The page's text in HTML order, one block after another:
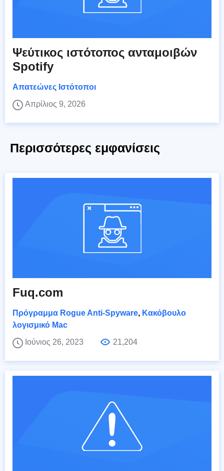
Ψεύτικος ιστότοπος ανταμοιβών
Spotify
Απατεώνες Ιστότοποι
Απρίλιος 9, 2026
Περισσότερες εμφανίσεις
Fuq.com
Πρόγραμμα Rogue Anti-Spyware, Κακόβουλο
λογισμικό Mac
Ιούνιος 26, 2023
21,204